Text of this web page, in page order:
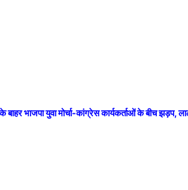
भाजपा युवा मोर्चा-कांग्रेस कार्यकर्ताओं के बीच